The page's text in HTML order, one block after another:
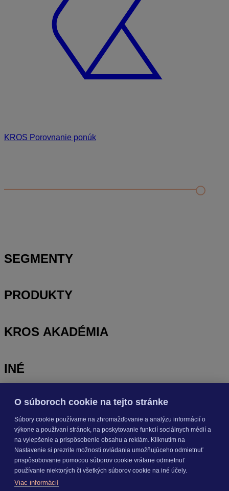
KROS Porovnanie ponúk
Nastavenie šanónov
SEGMENTY
PRODUKTY
KROS AKADÉMIA
INÉ
OdoberajteNOVINKY
O nás
Prihlásiť sa
O súboroch cookie na tejto stránke
Súbory cookie používame na zhromažďovanie a analýzu informácií o
výkone a používaní stránok, na poskytovanie funkcií sociálnych médií a
na vylepšenie a prispôsobenie obsahu a reklám. Kliknutím na
Nastavenie si prezrite možnosti ovládania umožňujúceho odmietnuť
prispôsobovanie pomocou súborov cookie vrátane odmietnuť
používanie niektorých či všetkých súborov cookie na iné účely.
Viac informácií